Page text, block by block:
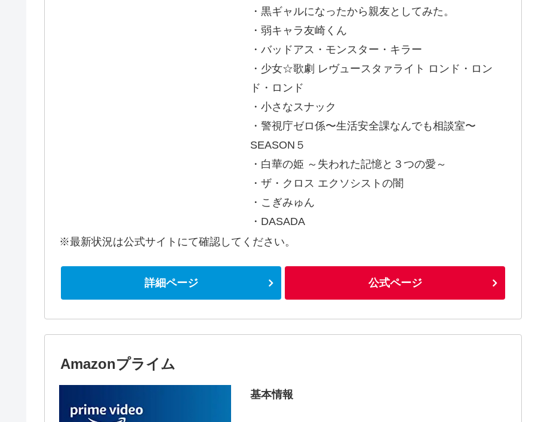
・黒ギャルになったから親友としてみた。
・弱キャラ友崎くん
・バッドアス・モンスター・キラー
・少女☆歌劇 レヴュースタァライト ロンド・ロン
ド・ロンド
・小さなスナック
・警視庁ゼロ係〜生活安全課なんでも相談室〜
SEASON５
・白華の姫 ～失われた記憶と３つの愛～
・ザ・クロス エクソシストの闇
・こぎみゅん
・DASADA
※最新状況は公式サイトにて確認してください。
詳細ページ 公式ページ
Amazonプライム
基本情報